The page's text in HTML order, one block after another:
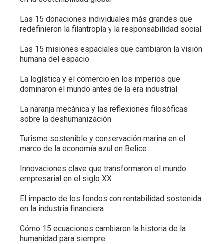
Las 15 donaciones individuales más grandes que
redefinieron la filantropía y la responsabilidad social.
Las 15 misiones espaciales que cambiaron la visión
humana del espacio
La logística y el comercio en los imperios que
dominaron el mundo antes de la era industrial
La naranja mecánica y las reflexiones filosóficas
sobre la deshumanización
Turismo sostenible y conservación marina en el
marco de la economía azul en Belice
Innovaciones clave que transformaron el mundo
empresarial en el siglo XX
El impacto de los fondos con rentabilidad sostenida
en la industria financiera
Cómo 15 ecuaciones cambiaron la historia de la
humanidad para siempre